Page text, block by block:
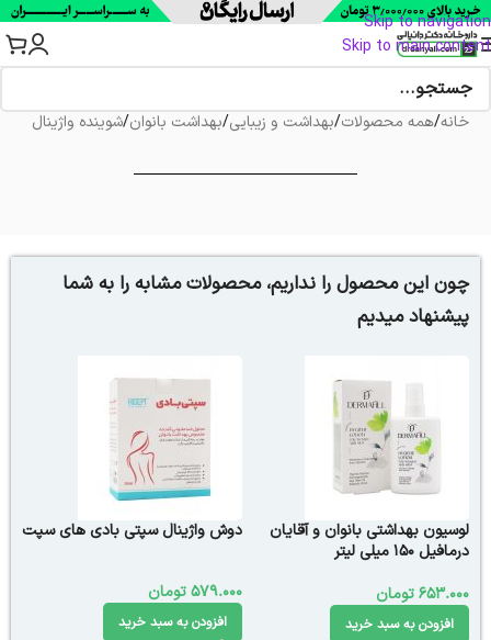
Skip to navigation
Skip to main content
خانه/همه محصولات/بهداشت و زیبایی/بهداشت بانوان/شوینده واژینال
چون این محصول را نداریم، محصولات مشابه را به شما
پیشنهاد میدیم
لوسیون بهداشتی بانوان و آقایان
درمافیل 150 میلی لیتر
653.000تومان
افزودن به سبد خرید
دوش واژینال سپتی بادی های سپت
579.000تومان
افزودن به سبد خرید